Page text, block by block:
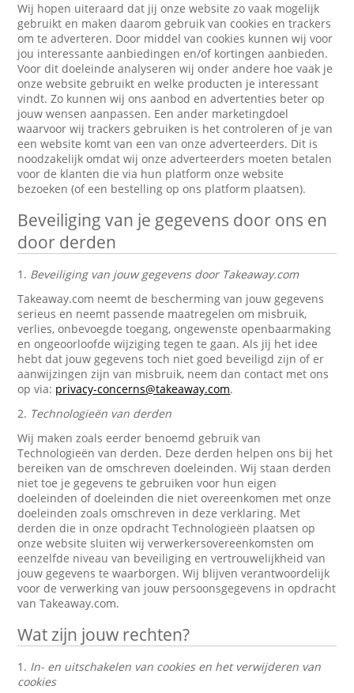
Wij hopen uiteraard dat jij onze website zo vaak mogelijk
gebruikt en maken daarom gebruik van cookies en trackers
om te adverteren. Door middel van cookies kunnen wij voor
jou interessante aanbiedingen en/of kortingen aanbieden.
Voor dit doeleinde analyseren wij onder andere hoe vaak je
onze website gebruikt en welke producten je interessant
vindt. Zo kunnen wij ons aanbod en advertenties beter op
jouw wensen aanpassen. Een ander marketingdoel
waarvoor wij trackers gebruiken is het controleren of je van
een website komt van een van onze adverteerders. Dit is
noodzakelijk omdat wij onze adverteerders moeten betalen
voor de klanten die via hun platform onze website
bezoeken (of een bestelling op ons platform plaatsen).
Beveiliging van je gegevens door ons en
door derden
1. Beveiliging van jouw gegevens door Takeaway.com
Takeaway.com neemt de bescherming van jouw gegevens
serieus en neemt passende maatregelen om misbruik,
verlies, onbevoegde toegang, ongewenste openbaarmaking
en ongeoorloofde wijziging tegen te gaan. Als jij het idee
hebt dat jouw gegevens toch niet goed beveiligd zijn of er
aanwijzingen zijn van misbruik, neem dan contact met ons
op via: privacy-concerns@takeaway.com.
2. Technologieën van derden
Wij maken zoals eerder benoemd gebruik van
Technologieën van derden. Deze derden helpen ons bij het
bereiken van de omschreven doeleinden. Wij staan derden
niet toe je gegevens te gebruiken voor hun eigen
doeleinden of doeleinden die niet overeenkomen met onze
doeleinden zoals omschreven in deze verklaring. Met
derden die in onze opdracht Technologieën plaatsen op
onze website sluiten wij verwerkersovereenkomsten om
eenzelfde niveau van beveiliging en vertrouwelijkheid van
jouw gegevens te waarborgen. Wij blijven verantwoordelijk
voor de verwerking van jouw persoonsgegevens in opdracht
van Takeaway.com.
Wat zijn jouw rechten?
1. In- en uitschakelen van cookies en het verwijderen van
cookies